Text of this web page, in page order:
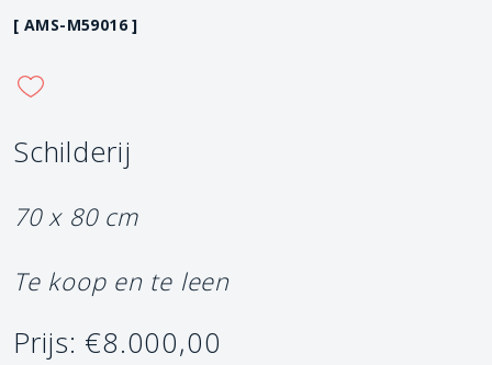
[ AMS-M59016 ]
Schilderij
70 x 80 cm
Te koop en te leen
Prijs: €8.000,00